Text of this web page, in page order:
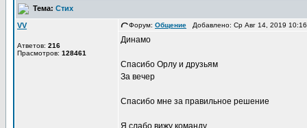
Тема: Стих
VV
Атветов: 216
Прасмотров: 128461
Форум: Общение Добавлено: Ср Авг 14, 2019
Динамо
Спасибо Орлу и друзьям
За вечер
Спасибо мне за правильное решение
Я слабо вижу команду